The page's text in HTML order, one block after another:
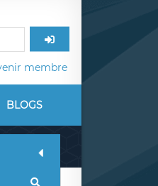
membre
BLOGS